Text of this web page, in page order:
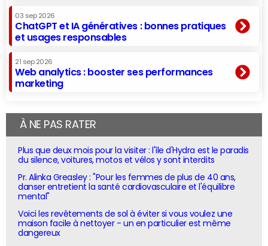
03 sep 2026
ChatGPT et IA génératives : bonnes pratiques
et usages responsables
21 sep 2026
Web analytics : booster ses performances
marketing
À NE PAS RATER
Plus que deux mois pour la visiter : l'île d'Hydra est le paradis
du silence, voitures, motos et vélos y sont interdits
Pr. Alinka Greasley : "Pour les femmes de plus de 40 ans,
danser entretient la santé cardiovasculaire et l'équilibre
mental"
Voici les revêtements de sol à éviter si vous voulez une
maison facile à nettoyer - un en particulier est même
dangereux